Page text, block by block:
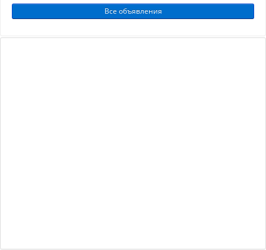
Все объявления